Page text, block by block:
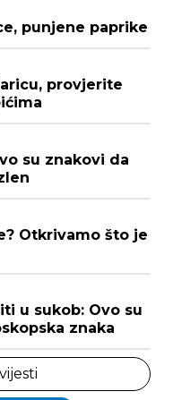
punjene paprike
provjerite
su znakovi da
Otkrivamo što je
u sukob: Ovo su
znaka